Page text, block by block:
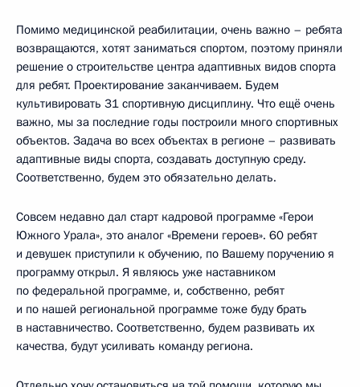
Помимо медицинской реабилитации, очень важно – ребята
возвращаются, хотят заниматься спортом, поэтому приняли
решение о строительстве центра адаптивных видов спорта
для ребят. Проектирование заканчиваем. Будем
культивировать 31 спортивную дисциплину. Что ещё очень
важно, мы за последние годы построили много спортивных
объектов. Задача во всех объектах в регионе – развивать
адаптивные виды спорта, создавать доступную среду.
Соответственно, будем это обязательно делать.
Совсем недавно дал старт кадровой программе «Герои
Южного Урала», это аналог «Времени героев». 60 ребят
и девушек приступили к обучению, по Вашему поручению я
программу открыл. Я являюсь уже наставником
по федеральной программе, и, собственно, ребят
и по нашей региональной программе тоже буду брать
в наставничество. Соответственно, будем развивать их
качества, будут усиливать команду региона.